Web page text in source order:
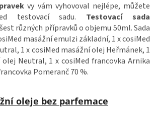
vy vám vyhovoval nejlépe, můžete
testovací sadu. Testovací sada
různých přípravků o objemu 50ml. Sada
masážní emulzi základní, 1 x cosiMed
1 x cosiMed masážní olej Heřmánek, 1
Neutral, 1 x cosiMed francovka Arnika
Pomeranč 70 %.
oleje bez parfemace